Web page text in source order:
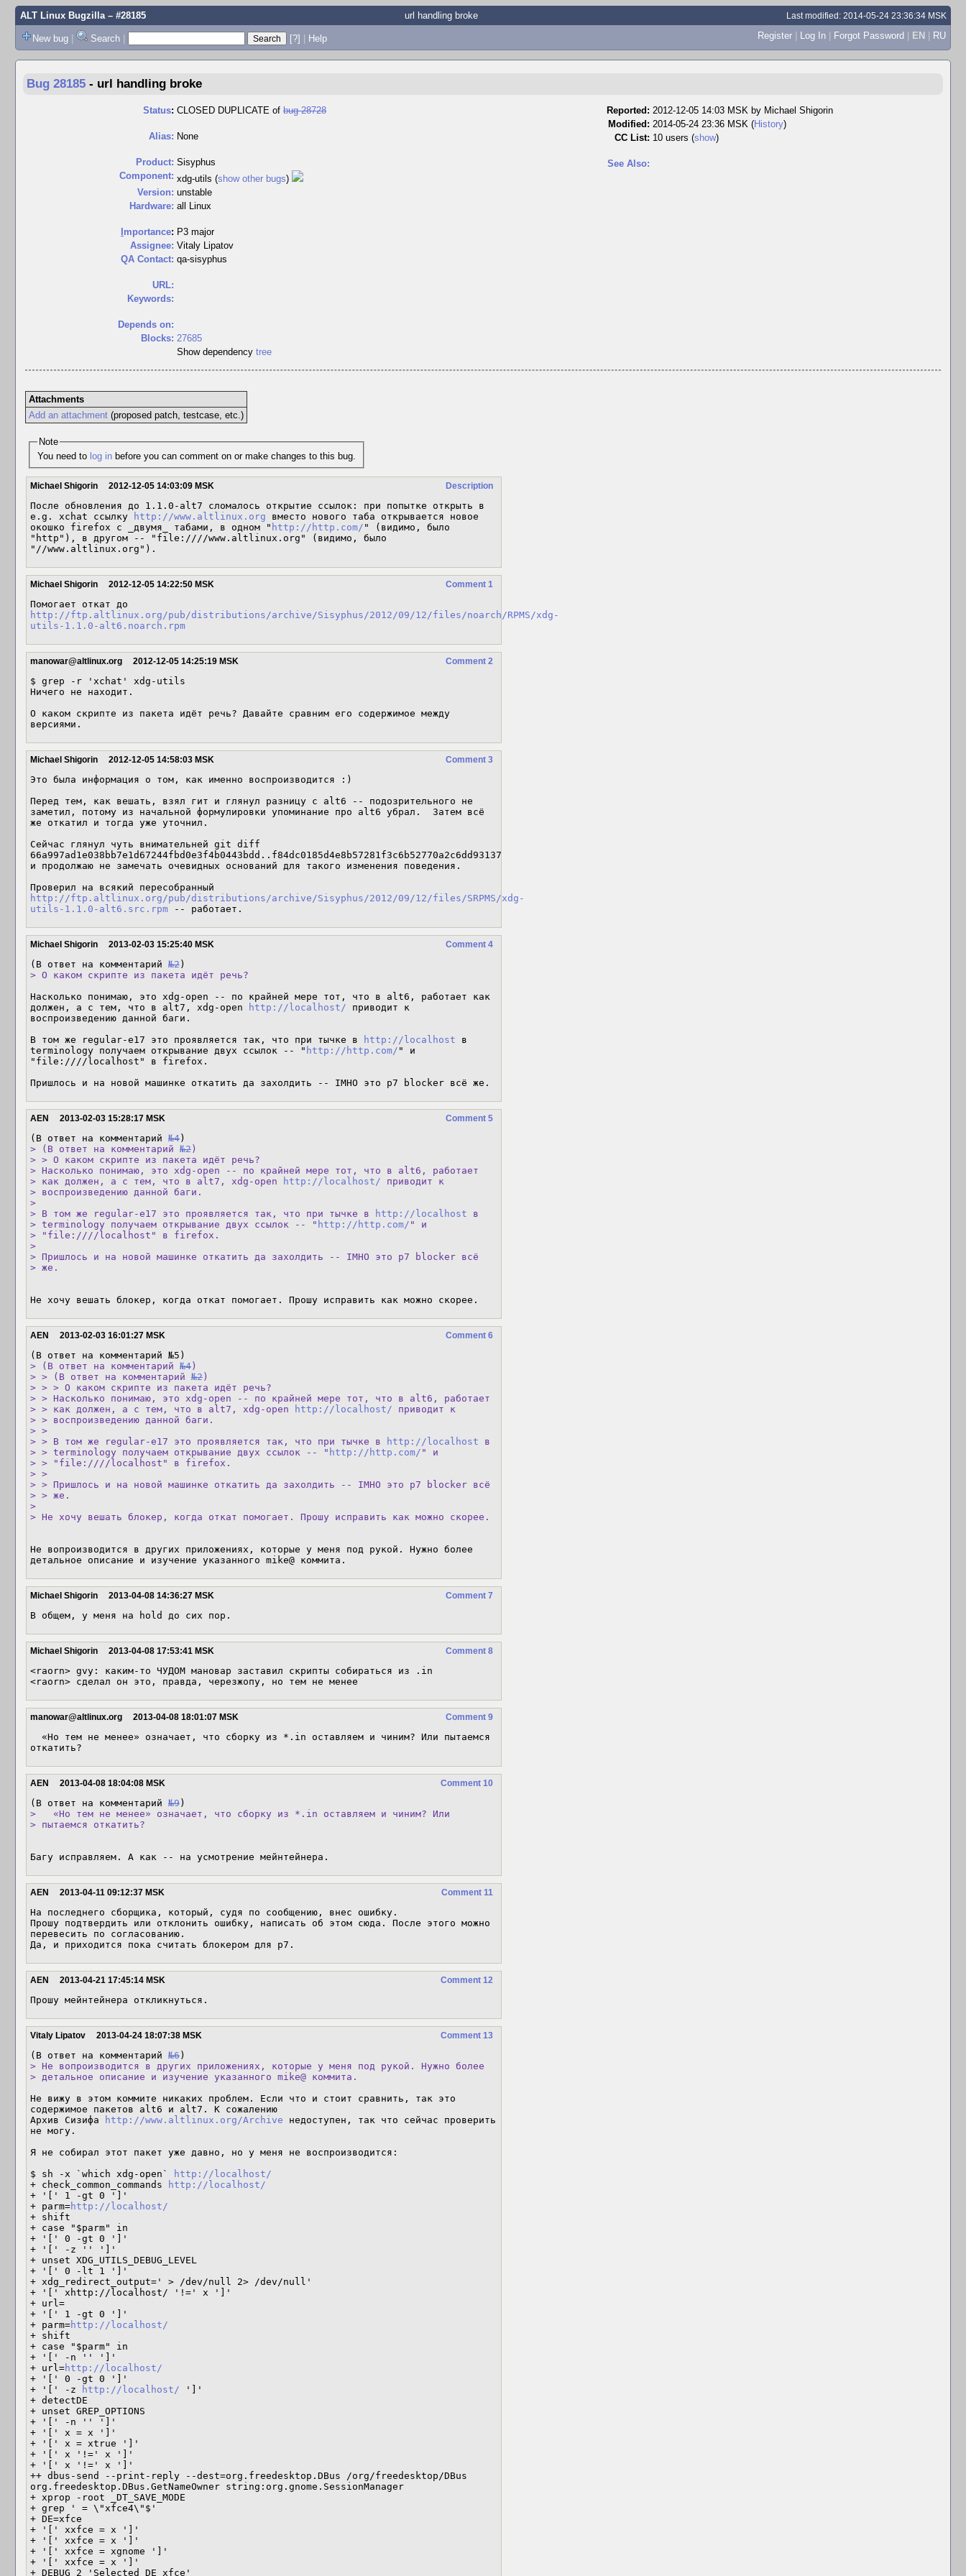
ALT Linux Bugzilla– #28185 url handling broke Last modified: 2014-05-24 23:36:34 MSK
New bug | Search | [?] | Help Register | Log In | Forgot Password | EN | RU
Bug 28185 - url handling broke
Status: CLOSED DUPLICATE of bug 28728
Alias: None
Product: Sisyphus
Component: xdg-utils (show other bugs)
Version: unstable
Hardware: all Linux
mportance: P3 major
Assignee: Vitaly Lipatov
QA Contact: qa-sisyphus
URL:
Keywords:
Depends on:
Blocks: 27685
Show dependency tree
Reported: 2012-12-05 14:03 MSK by Michael Shigorin
Modified: 2014-05-24 23:36 MSK (History)
CC List: 10 users (show)
See Also:
Attachments
Add an attachment(proposed patch, testcase, etc.)
Note
You need to log in before you can comment on or make changes to this bug.
Description
Michael Shigorin 2012-12-05 14:03:09 MSK
После обновления до 1.1.0-alt7 сломалось открытие ссылок: при попытке открыть в
e.g. xchat ссылку
http://www.altlinux.org вместо нового таба открывается новое
окошко firefox с _двумя_ табами, в одном " http://http.com/ " (видимо, было
"http"), в другом -- "file:////www.altlinux.org" (видимо, было
"//www.altlinux.org").
Comment 1
Michael Shigorin 2012-12-05 14:22:50 MSK
http://ftp.altlinux.org/pub/distributions/archive/Sisyphus/2012/09/12/files/noarch/RPMS/xdg-
utils-1.1.0-alt6.noarch.rpm
Comment 2
manowar@altlinux.org 2012-12-05 14:25:19 MSK
$ grep -r 'xchat' xdg-utils
Ничего не находит.
О каком скрипте из пакета идёт речь? Давайте сравним его содержимое между
версиями.
Comment 3
Michael Shigorin 2012-12-05 14:58:03 MSK
Это была информация о том, как именно воспроизводится :)
Перед тем, как вешать, взял гит и глянул разницу с alt6 -- подозрительного не
заметил, потому из начальной формулировки упоминание про alt6 убрал.  Затем всё
же откатил и тогда уже уточнил.
Сейчас глянул чуть внимательней git diff
66a997ad1e038bb7e1d67244fbd0e3f4b0443bdd..f84dc0185d4e8b57281f3c6b52770a2c6dd93137
и продолжаю не замечать очевидных оснований для такого изменения поведения.
http://ftp.altlinux.org/pub/distributions/archive/Sisyphus/2012/09/12/files/SRPMS/xdg-
utils-1.1.0-alt6.src.rpm -- работает.
Comment 4
Michael Shigorin 2013-02-03 15:25:40 MSK
(В ответ на комментарий №2
> О каком скрипте из пакета идёт речь?
Насколько понимаю, это xdg-open -- по крайней мере тот, что в alt6, работает как
должен, а с тем, что в alt7, xdg-open
http://localhost/ приводит к
воспроизведению данной баги.
В том же regular-e17 это проявляется так, что при тычке в
http://localhost в
terminology получаем открывание двух ссылок -- " http://http.com/ " и
"file:////localhost" в firefox.
Пришлось и на новой машинке откатить да захолдить -- IMHO это p7 blocker всё же.
Comment 5
AEN 2013-02-03 15:28:17 MSK
(В ответ на комментарий №4
> (В ответ на комментарий №2 )
> > О каком скрипте из пакета идёт речь?
> Насколько понимаю, это xdg-open -- по крайней мере тот, что в alt6, работает
> как должен, а с тем, что в alt7, xdg-open
http://localhost/ приводит к
> воспроизведению данной баги.
>
> В том же regular-e17 это проявляется так, что при тычке в
http://localhost в
> terminology получаем открывание двух ссылок -- " http://http.com/ " и
> "file:////localhost" в firefox.
>
> Пришлось и на новой машинке откатить да захолдить -- IMHO это p7 blocker всё
> же.
Не хочу вешать блокер, когда откат помогает. Прошу исправить как можно скорее.
Comment 6
AEN 2013-02-03 16:01:27 MSK
> (В ответ на комментарий №4 )
> > (В ответ на комментарий №2 )
> > > О каком скрипте из пакета идёт речь?
> > Насколько понимаю, это xdg-open -- по крайней мере тот, что в alt6, работает
> > как должен, а с тем, что в alt7, xdg-open
http://localhost/ приводит к
> > воспроизведению данной баги.
> >
> > В том же regular-e17 это проявляется так, что при тычке в
http://localhost в
> > terminology получаем открывание двух ссылок -- " http://http.com/ " и
> > "file:////localhost" в firefox.
> >
> > Пришлось и на новой машинке откатить да захолдить -- IMHO это p7 blocker всё
> > же.
>
> Не хочу вешать блокер, когда откат помогает. Прошу исправить как можно скорее.
Не вопроизводится в других приложениях, которые у меня под рукой. Нужно более
детальное описание и изучение указанного mike@ коммита.
Comment 7
Michael Shigorin 2013-04-08 14:36:27 MSK
В общем, у меня на hold до сих пор.
Comment 8
Michael Shigorin 2013-04-08 17:53:41 MSK
<raorn> gvy: каким-то ЧУДОМ мановар заставил скрипты собираться из .in
<raorn> сделал он это, правда, черезжопу, но тем не менее
Comment 9
manowar@altlinux.org 2013-04-08 18:01:07 MSK
откатить?
Comment 10
AEN 2013-04-08 18:04:08 MSK
(В ответ на комментарий №9
>   «Но тем не менее» означает, что сборку из *.in оставляем и чиним? Или
> пытаемся откатить?
Багу исправляем. А как -- на усмотрение мейнтейнера.
Comment 11
AEN 2013-04-11 09:12:37 MSK
На последнего сборщика, который, судя по сообщению, внес ошибку.
Прошу подтвердить или отклонить ошибку, написать об этом сюда. После этого можно
перевесить по согласованию.
Да, и приходится пока считать блокером для p7.
Comment 12
AEN 2013-04-21 17:45:14 MSK
Прошу мейнтейнера откликнуться.
Comment 13
Vitaly Lipatov 2013-04-24 18:07:38 MSK
(В ответ на комментарий №6
> Не вопроизводится в других приложениях, которые у меня под рукой. Нужно более
> детальное описание и изучение указанного mike@ коммита.
Не вижу в этом коммите никаких проблем. Если что и стоит сравнить, так это
содержимое пакетов alt6 и alt7. К сожалению
Архив Сизифа
http://www.altlinux.org/Archive недоступен, так что сейчас проверить
не могу.
Я не собирал этот пакет уже давно, но у меня не воспроизводится:
$ sh -x `which xdg-open`
http://localhost/
+ check_common_commands
http://localhost/
+ '[' 1 -gt 0 ']'
+ parm=http://localhost/
+ shift
+ case "$parm" in
+ '[' 0 -gt 0 ']'
+ '[' -z '' ']'
+ unset XDG_UTILS_DEBUG_LEVEL
+ '[' 0 -lt 1 ']'
+ xdg_redirect_output=' > /dev/null 2> /dev/null'
+ '[' xhttp://localhost/ '!=' x ']'
+ url=
+ '[' 1 -gt 0 ']'
+ parm=http://localhost/
+ shift
+ case "$parm" in
+ '[' -n '' ']'
+ url=http://localhost/
+ '[' 0 -gt 0 ']'
+ '[' -z
http://localhost/ ']'
+ detectDE
+ unset GREP_OPTIONS
+ '[' -n '' ']'
+ '[' x = x ']'
+ '[' x = xtrue ']'
+ '[' x '!=' x ']'
+ '[' x '!=' x ']'
++ dbus-send --print-reply --dest=org.freedesktop.DBus /org/freedesktop/DBus
org.freedesktop.DBus.GetNameOwner string:org.gnome.SessionManager
+ xprop -root _DT_SAVE_MODE
+ grep ' = \"xfce4\"$'
+ DE=xfce
+ '[' xxfce = x ']'
+ '[' xxfce = x ']'
+ '[' xxfce = xgnome ']'
+ '[' xxfce = x ']'
+ DEBUG 2 'Selected DE xfce'